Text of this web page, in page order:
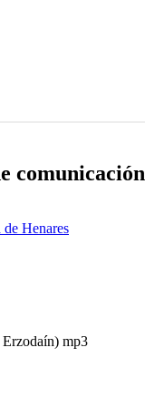
comunicación
Henares
mp3